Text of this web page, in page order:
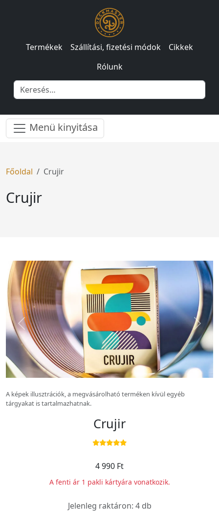
Termékek Szállítási, fizetési módok
Cikkek
Rólunk
Menü kinyitása
Főoldal Crujir
Crujir
Előző kép
A képek illusztrációk, a megvásárolható terméken kívül egyéb
tárgyakat is tartalmazhatnak.
Crujir
4 990 Ft
A fenti ár 1 pakli kártyára vonatkozik.
Jelenleg raktáron: 4 db